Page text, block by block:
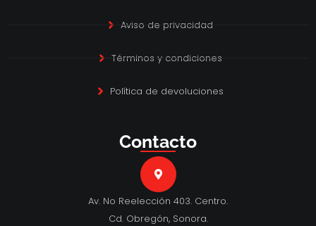
Aviso de privacidad
Términos y condiciones
Política de devoluciones
Contacto
Av. No Reelección 403. Centro.
Cd. Obregón, Sonora.